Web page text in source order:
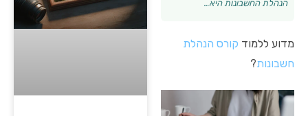
הנהלת החשבונות היא…
מדוע ללמוד קורס הנהלת
חשבונות?